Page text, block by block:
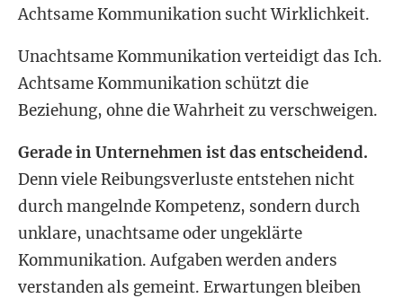
Achtsame Kommunikation sucht Wirklichkeit.
Unachtsame Kommunikation verteidigt das Ich.
Achtsame Kommunikation schützt die
Beziehung, ohne die Wahrheit zu verschweigen.
Gerade in Unternehmen ist das entscheidend.
Denn viele Reibungsverluste entstehen nicht
durch mangelnde Kompetenz, sondern durch
unklare, unachtsame oder ungeklärte
Kommunikation. Aufgaben werden anders
verstanden als gemeint. Erwartungen bleiben